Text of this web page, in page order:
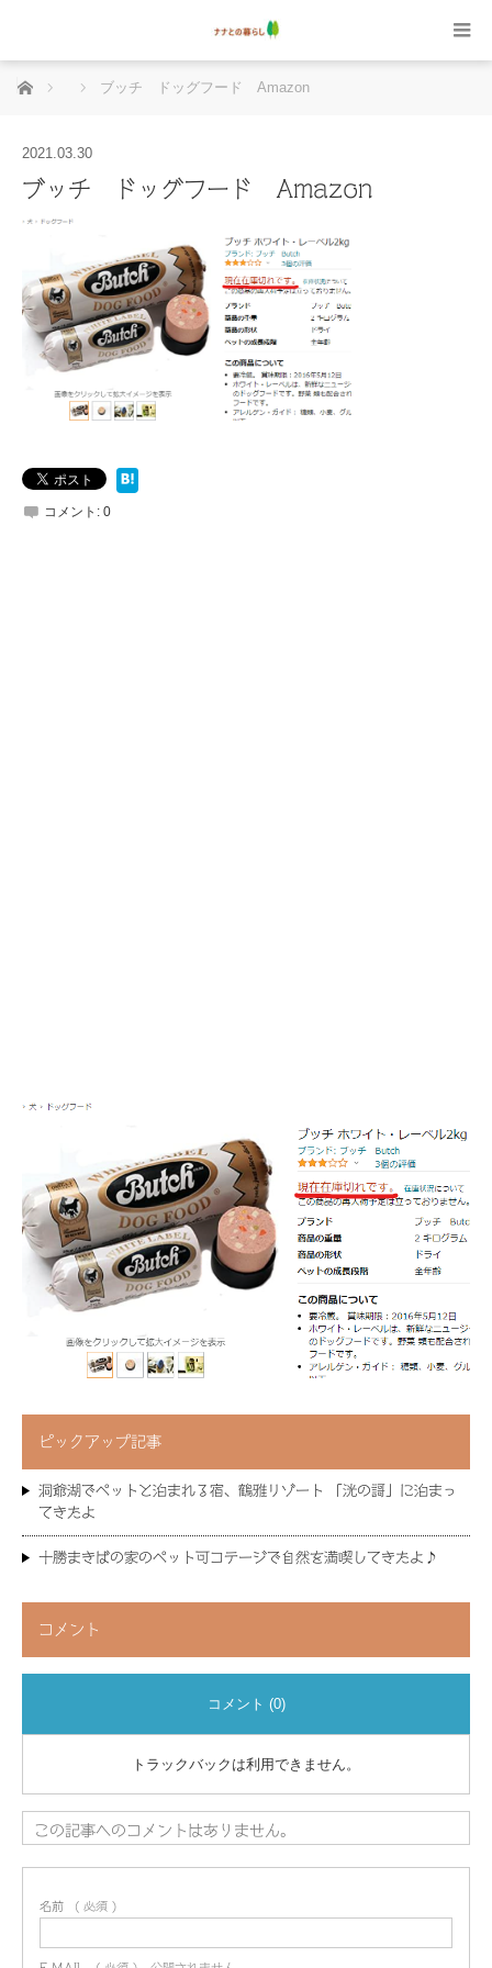
ホーム ブッチ ドッグフード Amazon
2021.03.30
ブッチ ドッグフード Amazon
コメント: 0
ピックアップ記事
洞爺湖でペットと泊まれる宿、鶴雅リゾート 「洸の謌」に泊まっ
てきたよ
十勝まきばの家のペット可コテージで自然を満喫してきたよ♪
コメント
コメント (0)
トラックバックは利用できません。
この記事へのコメントはありません。
名前 ( 必須 )